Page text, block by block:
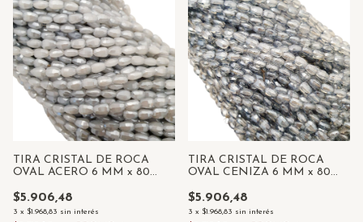
TIRA CRISTAL DE ROCA
OVAL ACERO 6 MM x 80
$5.906,48
3 x $1.968,83 sin interés
TIRA CRISTAL DE ROCA
OVAL CENIZA 6 MM x 80
$5.906,48
3 x $1.968,83 sin interés